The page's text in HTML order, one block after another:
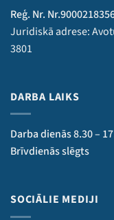
Reģ. Nr.
Juridiskā adrese:
3801
DARBA LAIKS
Darba dienās 8.30 –
Brīvdienās slēgts
SOCIĀLIE MEDIJI